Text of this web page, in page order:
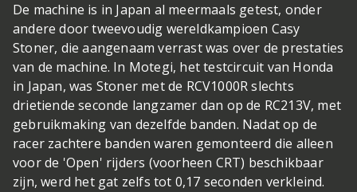
De machine is in Japan al meermaals getest, onder
andere door tweevoudig wereldkampioen Casy
Stoner, die aangenaam verrast was over de prestaties
van de machine. In Motegi, het testcircuit van Honda
in Japan, was Stoner met de RCV1000R slechts
drietiende seconde langzamer dan op de RC213V, met
gebruikmaking van dezelfde banden. Nadat op de
racer zachtere banden waren gemonteerd die alleen
voor de 'Open' rijders (voorheen CRT) beschikbaar
zijn, werd het gat zelfs tot 0,17 seconden verkleind.